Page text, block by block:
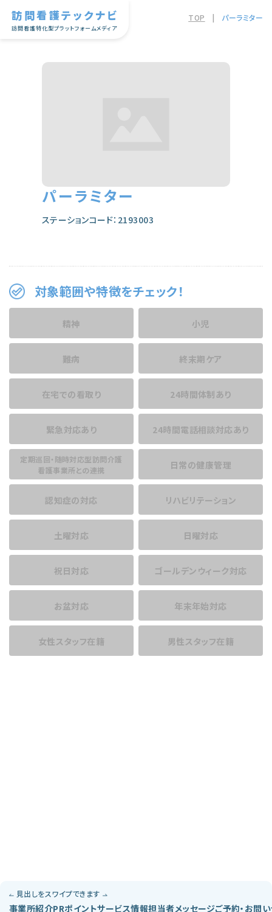
訪問看護テックナビ
訪問看護特化型プラットフォームメディア
TOP | パーラミター
パーラミター
ステーションコード：2193003
対象範囲や特徴をチェック！
精神 小児
難病 終末期ケア
在宅での看取り 24時間体制あり
緊急対応あり 24時間電話相談対応あり
定期巡回・随時対応型訪問介護
看護事業所との連携
日常の健康管理
認知症の対応 リハビリテーション
土曜対応 日曜対応
祝日対応 ゴールデンウィーク対応
お盆対応 年末年始対応
女性スタッフ在籍 男性スタッフ在籍
見出しをスワイプできます
事業所紹介PRポイントサービス情報担当者メッセージご予約・お問